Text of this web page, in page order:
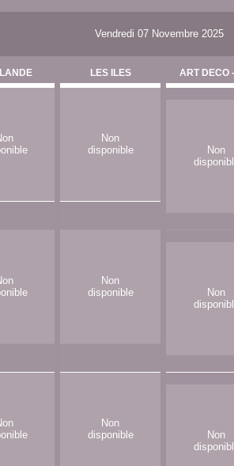
Vendredi 07 Novembre 2025
LES ILES
Non
disponible
Non
disponible
Non
disponible
ART DECO
Non
Non
Non